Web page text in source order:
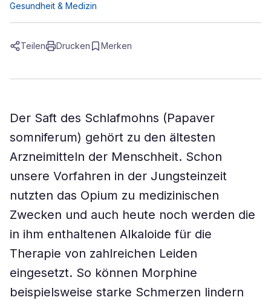
Gesundheit & Medizin
Teilen Drucken Merken
Der Saft des Schlafmohns (Papaver
somniferum) gehört zu den ältesten
Arzneimitteln der Menschheit. Schon
unsere Vorfahren in der Jungsteinzeit
nutzten das Opium zu medizinischen
Zwecken und auch heute noch werden die
in ihm enthaltenen Alkaloide für die
Therapie von zahlreichen Leiden
eingesetzt. So können Morphine
beispielsweise starke Schmerzen lindern